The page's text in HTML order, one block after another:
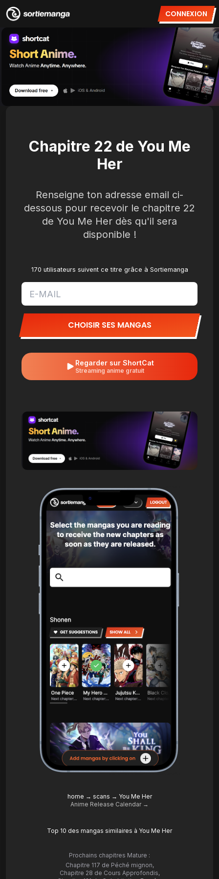
CONNEXION
Chapitre 22 de You Me
Her
Renseigne ton adresse email ci-
dessous pour recevoir le chapitre 22
de You Me Her dès qu'il sera
disponible !
170 utilisateurs suivent ce titre grâce à Sortiemanga
CHOISIR SES MANGAS
Regarder sur ShortCat
Streaming anime gratuit
home → scans → You Me Her
Anime Release Calendar →
Top 10 des mangas similaires à You Me Her
Prochains chapitres Mature :
Chapitre 117 de Péché mignon,
Chapitre 28 de Cours Approfondis,